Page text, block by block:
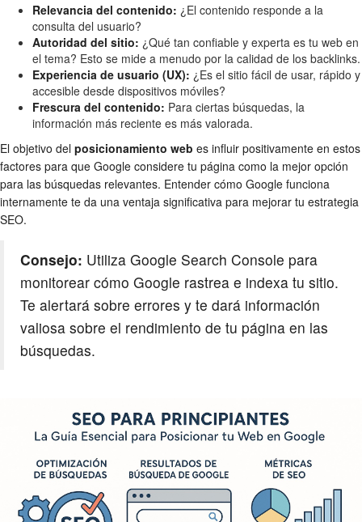
Relevancia del contenido: ¿El contenido responde a la
consulta del usuario?
Autoridad del sitio: ¿Qué tan confiable y experta es tu web en
el tema? Esto se mide a menudo por la calidad de los backlinks.
Experiencia de usuario (UX): ¿Es el sitio fácil de usar, rápido y
accesible desde dispositivos móviles?
Frescura del contenido: Para ciertas búsquedas, la
información más reciente es más valorada.
El objetivo del posicionamiento web es influir positivamente en estos
factores para que Google considere tu página como la mejor opción
para las búsquedas relevantes. Entender cómo Google funciona
internamente te da una ventaja significativa para mejorar tu estrategia
SEO.
Consejo: Utiliza Google Search Console para
monitorear cómo Google rastrea e indexa tu sitio.
Te alertará sobre errores y te dará información
valiosa sobre el rendimiento de tu página en las
búsquedas.